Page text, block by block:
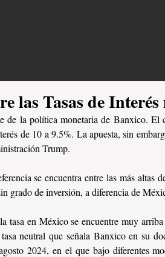
las Tasas de
de la política monetaria de Banxico. El
de 10 a 9.5%. La apuesta, sin
Trump.
se encuentra entre las más
grado de inversión, a diferencia de
tasa en México se encuentre muy
neutral que señala Banxico en su
2024, en el que bajo diferentes